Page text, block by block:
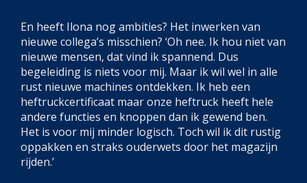
En heeft Ilona nog ambities? Het inwerken van
nieuwe collega’s misschien? ‘Oh nee. Ik hou niet van
nieuwe mensen, dat vind ik spannend. Dus
begeleiding is niets voor mij. Maar ik wil wel in alle
rust nieuwe machines ontdekken. Ik heb een
heftruckcertificaat maar onze heftruck heeft hele
andere functies en knoppen dan ik gewend ben.
Het is voor mij minder logisch. Toch wil ik dit rustig
oppakken en straks ouderwets door het magazijn
rijden.’